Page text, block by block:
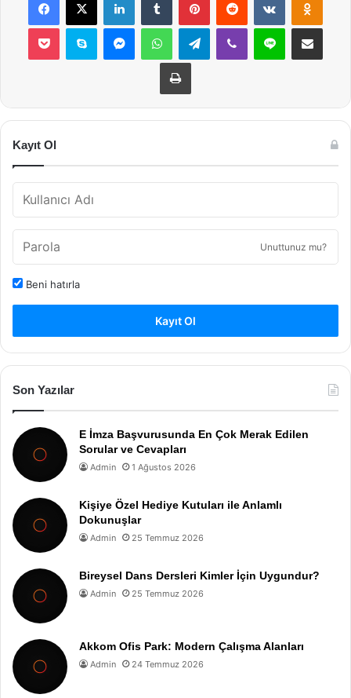
Pocket Skype MessengerWhatsAppTelegramViber Line E-Posta ile
Yazdır
Kayıt Ol
Unuttunuz mu?
Beni hatırla
Kayıt Ol
Son Yazılar
E İmza Başvurusunda En Çok Merak Edilen
Sorular ve Cevapları
Admin 1 Ağustos 2026
Kişiye Özel Hediye Kutuları ile Anlamlı
Dokunuşlar
Admin 25 Temmuz 2026
Bireysel Dans Dersleri Kimler İçin Uygundur?
Admin 25 Temmuz 2026
Akkom Ofis Park: Modern Çalışma Alanları
Admin 24 Temmuz 2026